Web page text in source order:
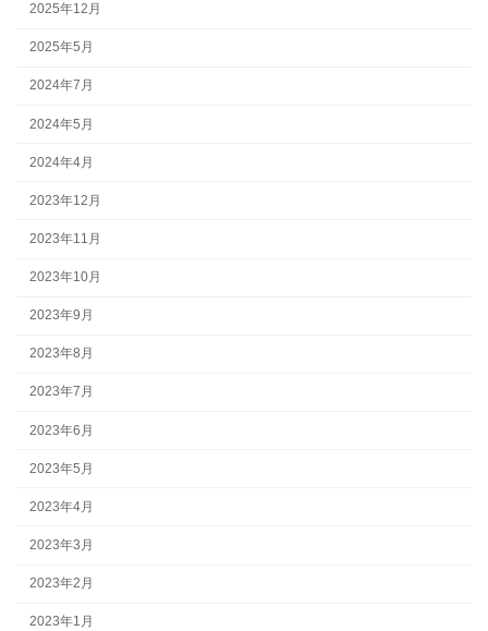
2025年12月
2025年5月
2024年7月
2024年5月
2024年4月
2023年12月
2023年11月
2023年10月
2023年9月
2023年8月
2023年7月
2023年6月
2023年5月
2023年4月
2023年3月
2023年2月
2023年1月